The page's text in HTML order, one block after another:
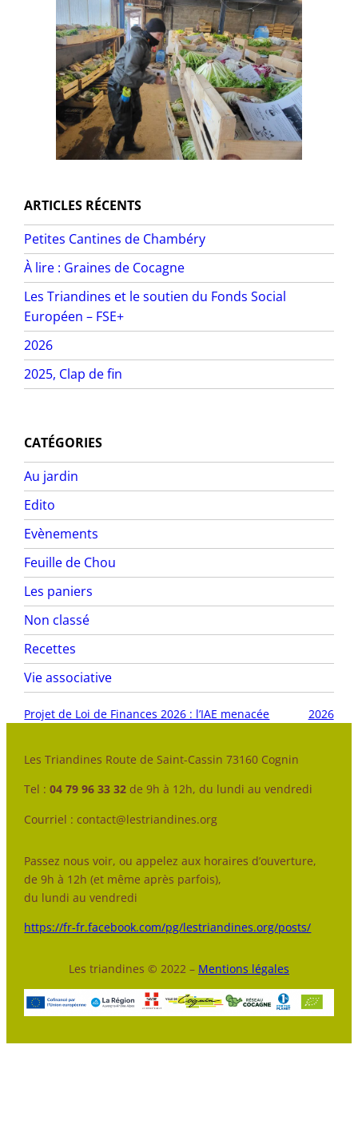
ARTICLES RÉCENTS
Petites Cantines de Chambéry
À lire : Graines de Cocagne
Les Triandines et le soutien du Fonds Social
Européen – FSE+
2026
2025, Clap de fin
CATÉGORIES
Au jardin
Edito
Evènements
Feuille de Chou
Les paniers
Non classé
Recettes
Vie associative
Projet de Loi de Finances 2026 : l’IAE menacée 2026
Les Triandines Route de Saint-Cassin 73160 Cognin
Tel :04 79 96 33 32 de 9h à 12h, du lundi au vendredi
Courriel : contact@lestriandines.org
Passez nous voir, ou appelez aux horaires d’ouverture,
de 9h à 12h (et même après parfois),
du lundi au vendredi
https://fr-fr.facebook.com/pg/lestriandines.org/posts/
Les triandines © 2022 – Mentions légales